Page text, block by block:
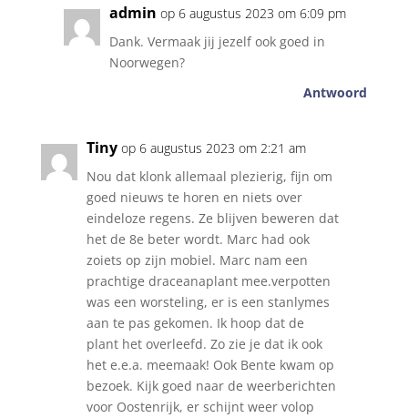
admin op 6 augustus 2023 om 6:09 pm
Dank. Vermaak jij jezelf ook goed in
Noorwegen?
Antwoord
Tiny op 6 augustus 2023 om 2:21 am
Nou dat klonk allemaal plezierig, fijn om
goed nieuws te horen en niets over
eindeloze regens. Ze blijven beweren dat
het de 8e beter wordt. Marc had ook
zoiets op zijn mobiel. Marc nam een
prachtige draceanaplant mee.verpotten
was een worsteling, er is een stanlymes
aan te pas gekomen. Ik hoop dat de
plant het overleefd. Zo zie je dat ik ook
het e.e.a. meemaak! Ook Bente kwam op
bezoek. Kijk goed naar de weerberichten
voor Oostenrijk, er schijnt weer volop